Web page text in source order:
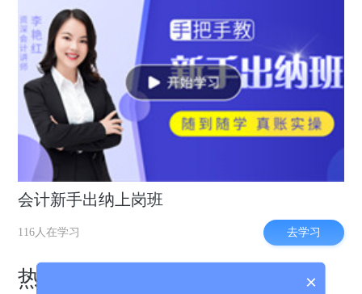
会计新手出纳上岗班
116人在学习 去学习
热门专区 ×